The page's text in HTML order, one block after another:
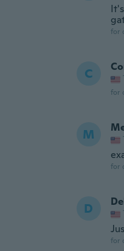
for
C
for
M
for
D
for